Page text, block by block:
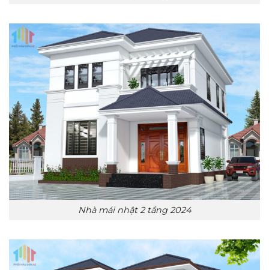
Nhà mái nhật 2 tầng 2024